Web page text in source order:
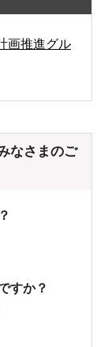
画推進グル
なさまのご
すか？